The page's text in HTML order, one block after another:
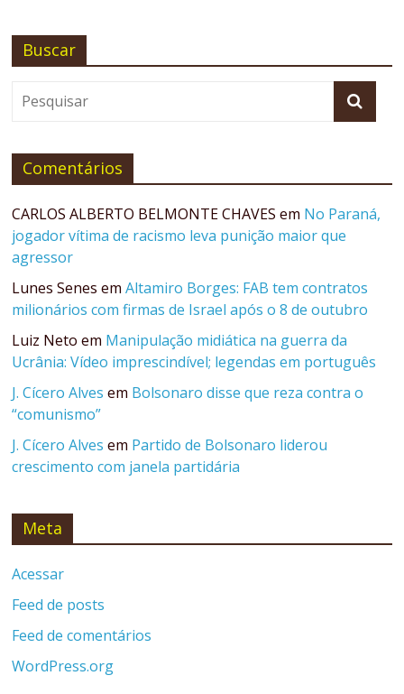
Buscar
Comentários
CARLOS ALBERTO BELMONTE CHAVES em No Paraná,
jogador vítima de racismo leva punição maior que
agressor
Lunes Senes emAltamiro Borges: FAB tem contratos
milionários com firmas de Israel após o 8 de outubro
Luiz Neto em Manipulação midiática na guerra da
Ucrânia: Vídeo imprescindível; legendas em português
J. Cícero Alves em Bolsonaro disse que reza contra o
“comunismo”
J. Cícero Alves em Partido de Bolsonaro liderou
crescimento com janela partidária
Meta
Acessar
Feed de posts
Feed de comentários
WordPress.org